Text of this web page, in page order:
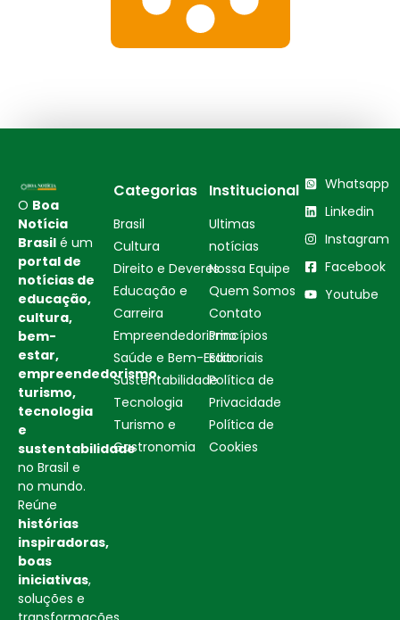
O Boa
Notícia
Brasil é um
portal de
notícias de
educação,
cultura,
bem-
estar,
empreendedorismo,
turismo,
tecnologia
e
sustentabilidade
no Brasil e
no mundo.
Reúne
histórias
inspiradoras,
boas
iniciativas,
soluções e
Categorias
Brasil
Cultura
Direito e Deveres
Educação e
Carreira
Empreendedorismo
Saúde e Bem-Estar
Sustentabilidade
Tecnologia
Turismo e
Gastronomia
Institucional
Ultimas
notícias
Nossa Equipe
Quem Somos
Contato
Princípios
Editoriais
Política de
Privacidade
Política de
Cookies
Whatsapp
Linkedin
Instagram
Facebook
Youtube